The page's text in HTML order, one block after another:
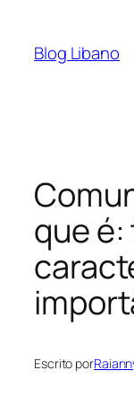
Blog Libano
que
Escrito por